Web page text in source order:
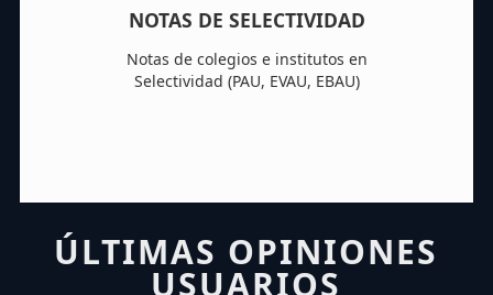
NOTAS DE SELECTIVIDAD
Notas de colegios e institutos en
Selectividad (PAU, EVAU, EBAU)
ÚLTIMAS OPINIONES
USUARIOS